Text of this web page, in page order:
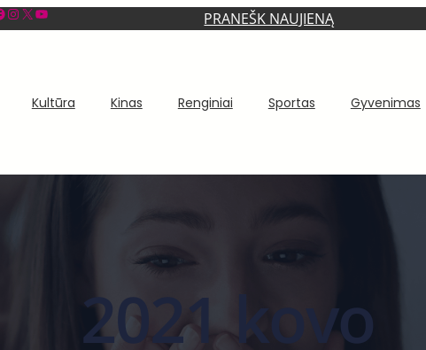
InstagramX YouTube PRANEŠK NAUJIENĄ
Kultūra Kinas Renginiai Sportas Gyvenimas
2021 kovo